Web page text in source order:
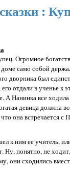
:
Огромное
само собой
дворника был
отдали в ученье к
А Нанинка все
девица должна
она встречается с
к ним ее учитель,
Ну, понятно, не
они сходились